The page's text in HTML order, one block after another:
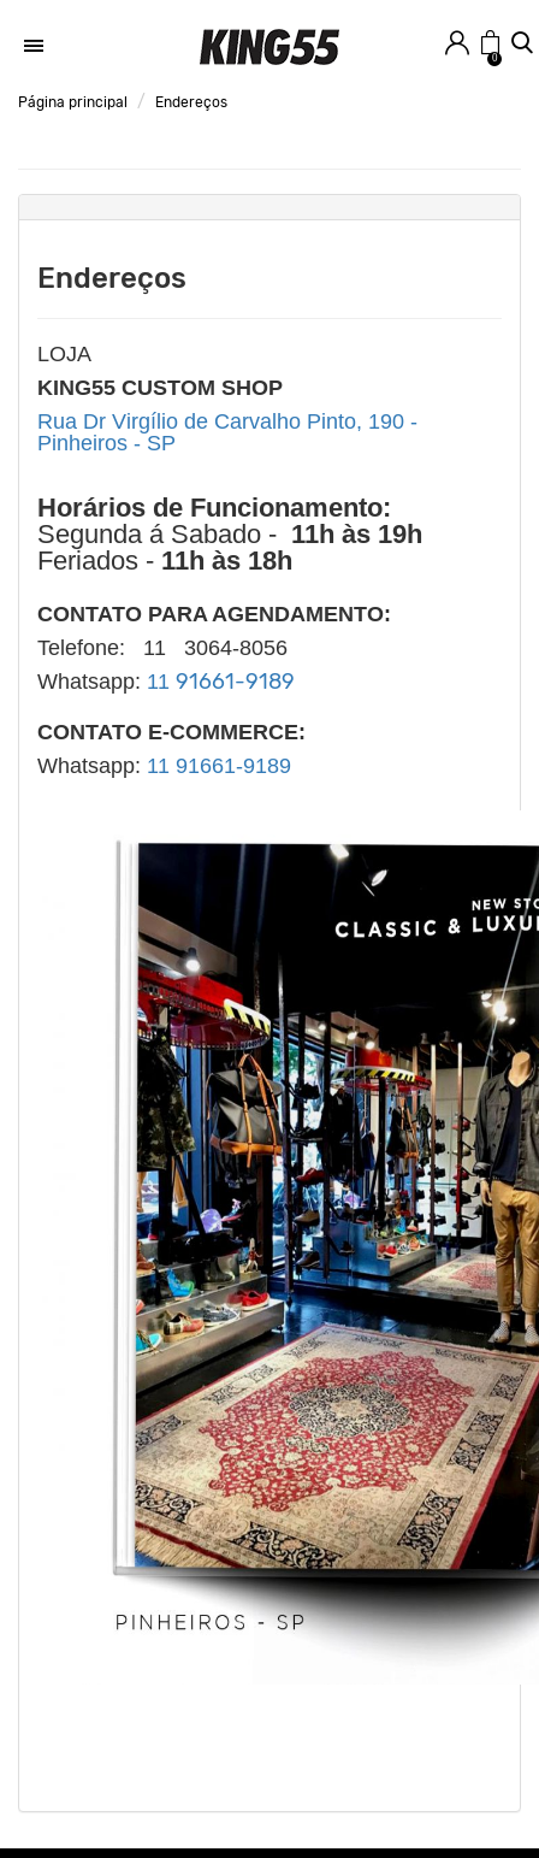
0
Página principal Endereços
Endereços
LOJA
KING55 CUSTOM SHOP
Rua Dr Virgílio de Carvalho Pinto, 190 -
Pinheiros - SP
Horários de Funcionamento:
Segunda á Sabado - 11h às 19h
Feriados - 11h às 18h
CONTATO PARA AGENDAMENTO:
Telefone: 11 3064-8056
Whatsapp: 11 91661-9189
CONTATO E-COMMERCE:
Whatsapp: 11 91661-9189